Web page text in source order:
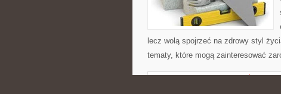
lecz wolą spojrzeć na zdrowy styl
tematy, które mogą zainteresować